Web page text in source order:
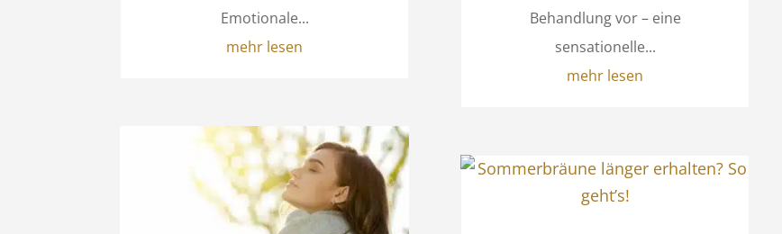
Emotionale...
mehr lesen
Behandlung vor – eine
sensationelle...
mehr lesen